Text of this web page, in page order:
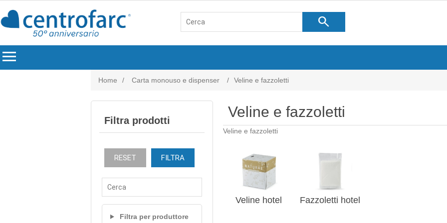
search
menu
Home / Carta monouso e dispenser / Veline e fazzoletti
Filtra prodotti
RESET FILTRA
Filtra per produttore
Veline e fazzoletti
Veline e fazzoletti
Veline hotel Fazzoletti hotel